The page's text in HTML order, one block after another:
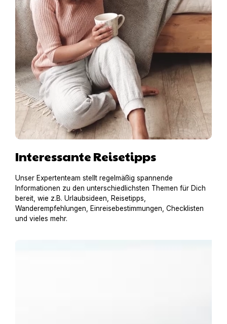
Interessante Reisetipps
Unser Expertenteam stellt regelmäßig spannende
Informationen zu den unterschiedlichsten Themen für Dich
bereit, wie z.B. Urlaubsideen, Reisetipps,
Wanderempfehlungen, Einreisebestimmungen, Checklisten
und vieles mehr.